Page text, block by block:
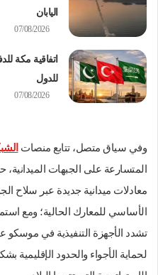
اليابان
07/08/2026
اتفاقية مكة
للدول
07/08/2026
وفي سياق متصل، تتابع منصات
المتسارعة على الجبهات
معادلات ميدانية جديدة عبر سلاح
الأساسي للمعارك الحالية؛ ومع
تشدد الأجهزة التنفيذية في موسكو
لحماية الأجواء والحدود